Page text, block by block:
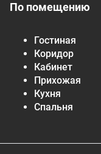
По помещению
Гостиная
Коридор
Кабинет
Прихожая
Кухня
Спальня